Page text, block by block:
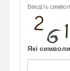
Введіть
Які